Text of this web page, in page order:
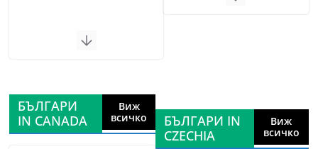
БЪЛГАРИ
IN CANADA
Виж
всичко
БЪЛГАРИ IN
CZECHIA
Виж
всичко